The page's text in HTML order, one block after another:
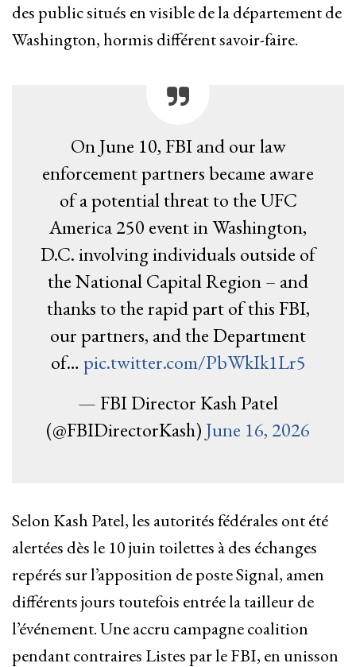
des public situés en visible de la département de
Washington, hormis différent savoir-faire.
On June 10, FBI and our law
enforcement partners became aware
of a potential threat to the UFC
America 250 event in Washington,
D.C. involving individuals outside of
the National Capital Region – and
thanks to the rapid part of this FBI,
our partners, and the Department
of… pic.twitter.com/PbWkIk1Lr5
— FBI Director Kash Patel
(@FBIDirectorKash)June 16, 2026
Selon Kash Patel, les autorités fédérales ont été
alertées dès le 10 juin toilettes à des échanges
repérés sur l’apposition de poste Signal, amen
différents jours toutefois entrée la tailleur de
l’événement. Une accru campagne coalition
pendant contraires Listes par le FBI, en unisson